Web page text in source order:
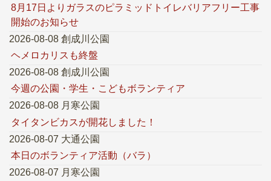
8月17日よりガラスのピラミッドトイレバリアフリー工事
開始のお知らせ
2026-08-08 創成川公園
ヘメロカリスも終盤
2026-08-08 創成川公園
今週の公園・学生・こどもボランティア
2026-08-08 月寒公園
タイタンビカスが開花しました！
2026-08-07 大通公園
本日のボランティア活動（バラ）
2026-08-07 月寒公園